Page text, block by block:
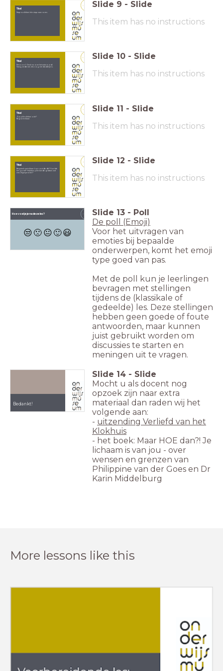
Titel
Stap nu allebei één stap naar voren.
Slide 9 - Slide
This item has no instructions
Titel
Persoon 1: Denk na over het antwoord.
Vraag verder als iets nog niet duidelijk is.
Slide 10 - Slide
This item has no instructions
Titel
Zijn jullie allebei oké?
Begroet elkaar.
11 Slide 11 - Slide
This item has no instructions
Titel
Bespreek met elkaar: hoe voelde dit? Voelde
het goed? Hebben jullie beide gedaan wat
was afgesproken?
Slide 12 - Slide
This item has no instructions
Hoe voel je je na deze les? 13
😒 🙁 😐 🙂😃
Slide 13 - Poll
De poll (Emoji)
Voor het uitvragen van
emoties bij bepaalde
onderwerpen, komt het emoji
type goed van pas.
Met de poll kun je leerlingen
bevragen met stellingen
tijdens de (klassikale of
gedeelde) les. Deze stellingen
hebben geen goede of foute
antwoorden, maar kunnen
juist gebruikt worden om
discussies te starten en
meningen uit te vragen.
Bedankt!
Slide 14 - Slide
Mocht u als docent nog
opzoek zijn naar extra
materiaal dan raden wij het
volgende aan:
- uitzending Verliefd van het
Klokhuis
- het boek: Maar HOE dan?! Je
lichaam is van jou - over
wensen en grenzen van
Philippine van der Goes en Dr
Karin Middelburg
More lessons like this